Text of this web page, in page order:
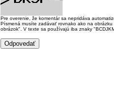
Pre overenie, že komentár sa nepridáva
Písmená musíte zadávať rovnako ako na
obrázok". V texte sa používajú iba znaky